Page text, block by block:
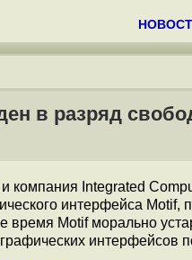
в разряд
компания Integrated
интерфейса
время Motif морально
интерфейсов